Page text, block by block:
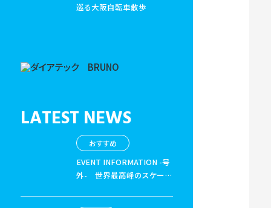
巡る大阪自転車散歩
LATEST NEWS
おすすめ
EVENT INFORMATION -号
外- 世界最高峰のスケート